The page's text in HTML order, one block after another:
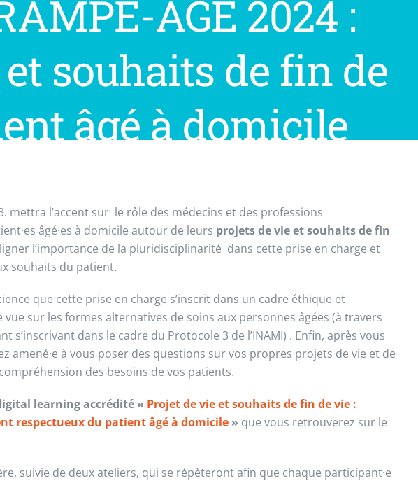
AGE 2024 :
souhaits de fin de
âgé à domicile
mettra l’accent sur le rôle des médecins et des professions
âgé·es à domicile autour de leurs projets de vie et souhaits de fin
l’importance de la pluridisciplinarité dans cette prise en charge et
souhaits du patient.
que cette prise en charge s’inscrit dans un cadre éthique et
sur les formes alternatives de soins aux personnes âgées (à travers
dans le cadre du Protocole 3 de l’INAMI) . Enfin, après vous
amené·e à vous poser des questions sur vos propres projets de vie et de
des besoins de vos patients.
learning accrédité« Projet de vie et souhaits de fin de vie :
respectueux du patient âgé à domicile» que vous retrouverez sur le
suivie de deux ateliers, qui se répèteront afin que chaque participant·e